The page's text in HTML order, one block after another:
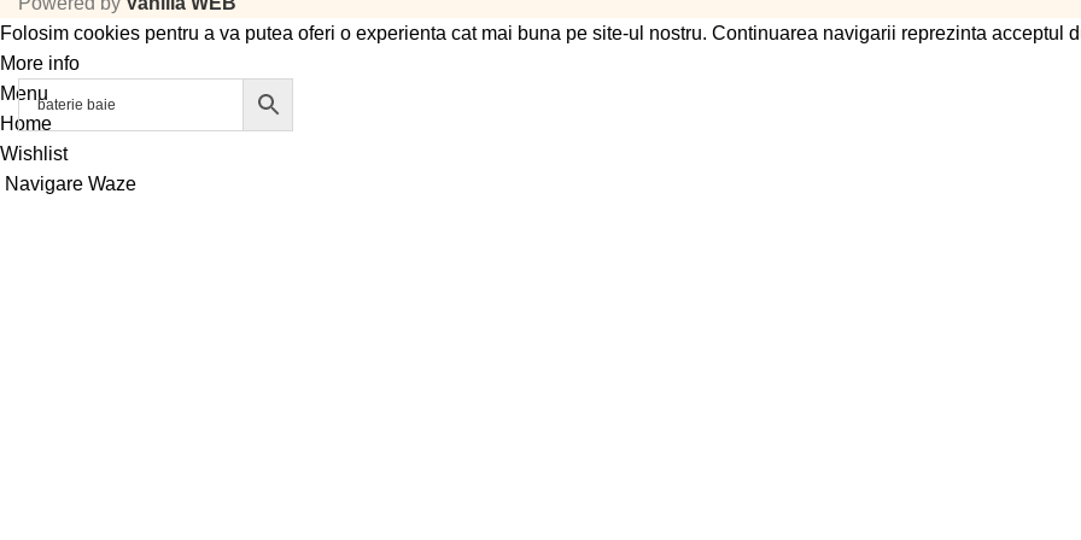
Folosim cookies pentru a va putea oferi o experienta cat mai buna pe site-ul nostru. Continuarea navigarii reprezinta acceptul
More info
Menu
Home
Wishlist
Navigare Waze